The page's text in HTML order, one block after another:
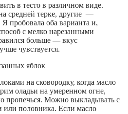
в тесто в различном виде.
средней терке, другие —
пробовала оба варианта и,
с мелко нарезанными
больше — вкус
чувствуется.
на сковородку, когда масло
оладьи на умеренном огне,
пропечься. Можно выкладывать с
половника. Если масло